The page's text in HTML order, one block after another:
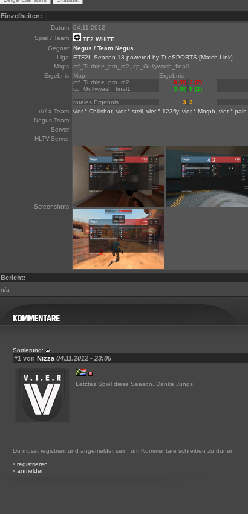
Einzelheiten:
Datum: 04.11.2012
Spiel / Team:
TF2.WHITE
Gegner: Negus / Team Negus
Liga: ETF2L Season 13 powered by Tt eSPORTS [Match Link]
Maps: ctf_Turbine_pro_rc2, cp_Gullywash_final1
Ergebnis: Map
Ergebnis
ctf_Turbine_pro_rc2
0 (0):3 (2)
cp_Gullywash_final1
3 (6):0 (2)
totales Ergebnis
3 :3
\V/ » Team: vier ° Chillshot vier ° steli vier ° 123fly, vier ° Morph
vier ° pain
Negus Team:
Server:
HLTV-Server:
Screenshots:
Bericht:
n/a
Sortierung:
#1 von Nizza 04.11.2012 - 23:05
Letztes Spiel diese Season. Danke Jungs!
Du musst registriert und angemeldet sein, um Kommentare schreiben zu dürfen!
• registrieren
• anmelden